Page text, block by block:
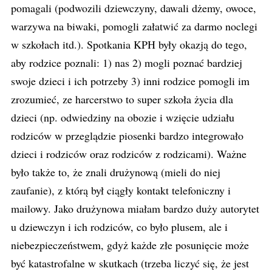
pomagali (podwozili dziewczyny, dawali dżemy, owoce,
warzywa na biwaki, pomogli załatwić za darmo noclegi
w szkołach itd.). Spotkania KPH były okazją do tego,
aby rodzice poznali: 1) nas 2) mogli poznać bardziej
swoje dzieci i ich potrzeby 3) inni rodzice pomogli im
zrozumieć, ze harcerstwo to super szkoła życia dla
dzieci (np. odwiedziny na obozie i wzięcie udziału
rodziców w przeglądzie piosenki bardzo integrowało
dzieci i rodziców oraz rodziców z rodzicami). Ważne
było także to, że znali drużynową (mieli do niej
zaufanie), z którą był ciągły kontakt telefoniczny i
mailowy. Jako drużynowa miałam bardzo duży autorytet
u dziewczyn i ich rodziców, co było plusem, ale i
niebezpieczeństwem, gdyż każde złe posunięcie może
być katastrofalne w skutkach (trzeba liczyć się, że jest